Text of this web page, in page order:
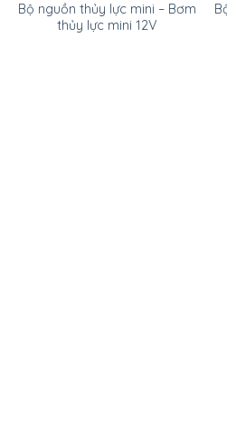
Bộ nguồn thủy lực mini – Bơm
thủy lực mini 12V